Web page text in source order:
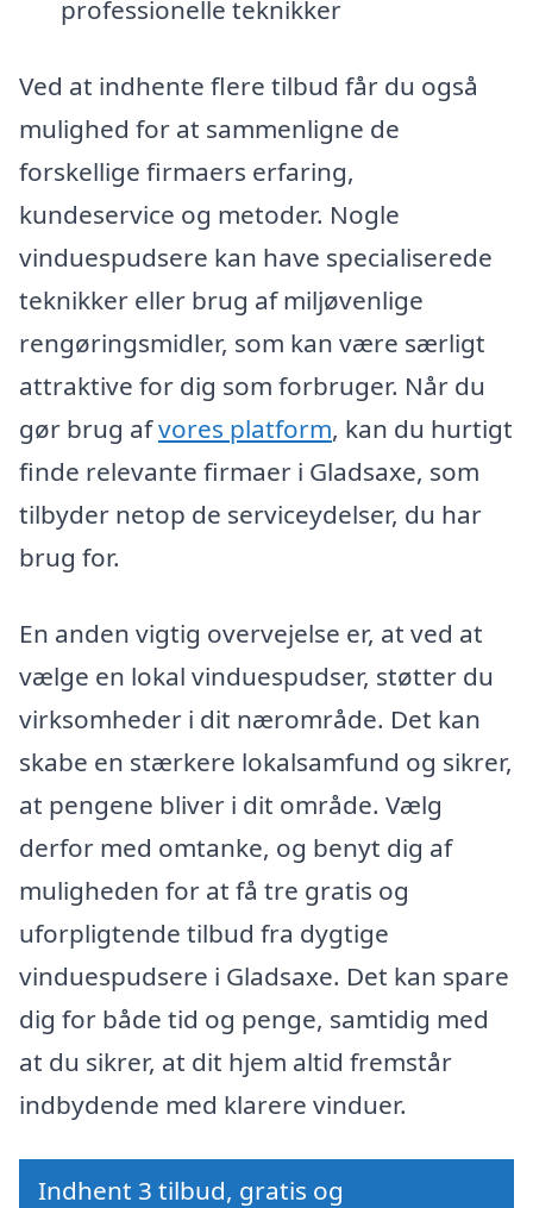
professionelle teknikker
Ved at indhente flere tilbud får du også
mulighed for at sammenligne de
forskellige firmaers erfaring,
kundeservice og metoder. Nogle
vinduespudsere kan have specialiserede
teknikker eller brug af miljøvenlige
rengøringsmidler, som kan være særligt
attraktive for dig som forbruger. Når du
gør brug afvores platform, kan du hurtigt
finde relevante firmaer i Gladsaxe, som
tilbyder netop de serviceydelser, du har
brug for.
En anden vigtig overvejelse er, at ved at
vælge en lokal vinduespudser, støtter du
virksomheder i dit nærområde. Det kan
skabe en stærkere lokalsamfund og sikrer,
at pengene bliver i dit område. Vælg
derfor med omtanke, og benyt dig af
muligheden for at få tre gratis og
uforpligtende tilbud fra dygtige
vinduespudsere i Gladsaxe. Det kan spare
dig for både tid og penge, samtidig med
at du sikrer, at dit hjem altid fremstår
indbydende med klarere vinduer.
Indhent 3 tilbud, gratis og